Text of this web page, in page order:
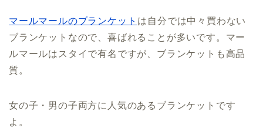
マールマールのブランケット は自分では中々買わない
ブランケットなので、喜ばれることが多いです。マー
ルマールはスタイで有名ですが、ブランケットも高品
質。
女の子・男の子両方に人気のあるブランケットです
よ。